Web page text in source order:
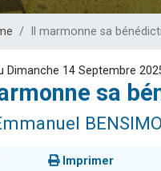
Il marmonne sa
Dimanche 14 Septembre
sa
Imprimer